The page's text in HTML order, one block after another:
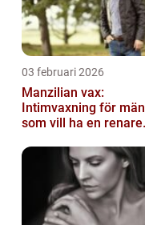
03 februari 2026
Manzilian vax:
Intimvaxning för män
som vill ha en renare